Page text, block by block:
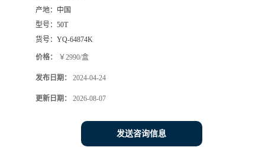
产地： 中国
型号： 50T
货号： YQ-64874K
价格： ￥2990/盒
发布日期： 2024-04-24
更新日期： 2026-08-07
发送咨询信息